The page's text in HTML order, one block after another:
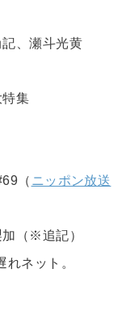
、瀬斗光黄
集
（ ニッポン放送
（※追記）
ネット。